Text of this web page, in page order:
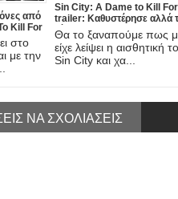
από
Kill For
στο
με την
Sin City: A Dame to Kill For
trailer: Καθυστέρησε αλλά
θέλουμε
Θα το ξαναπούμε πως
είχε λείψει η αισθητική
Sin City και χα...
ΝΑ ΣΧΟΛΙΑΣΕΙΣ